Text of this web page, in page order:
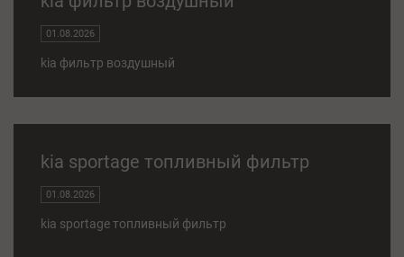
01.08.2026
kia фильтр воздушный
kia sportage топливный фильтр
01.08.2026
kia sportage топливный фильтр